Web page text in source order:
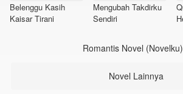
Belenggu Kasih
Kaisar Tirani
Mengubah Takdirku
Sendiri
Romantis Novel
Novel Lainnya